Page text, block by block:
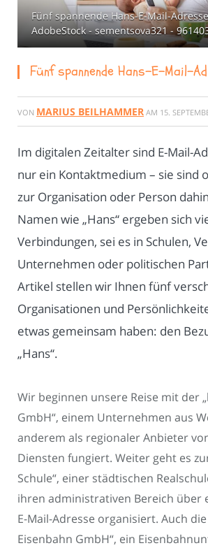
Fünf spannende Hans-E-Mail-
AdobeStock - sementsova321 -
Fünf spannende Hans-E-Mail-
VON MARIUS BEILHAMMER AM 15.
Im digitalen Zeitalter sind E-Mail-
nur ein Kontaktmedium – sie sind
zur Organisation oder Person
Namen wie „Hans“ ergeben sich
Verbindungen, sei es in Schulen,
Unternehmen oder politischen
Artikel stellen wir Ihnen fünf
Organisationen und
etwas gemeinsam haben: den
„Hans“.
Wir beginnen unsere Reise mit der
GmbH“, einem Unternehmen aus
anderem als regionaler Anbieter
Diensten fungiert. Weiter geht es
Schule“, einer städtischen
ihren administrativen Bereich über
E-Mail-Adresse organisiert. Auch
Eisenbahn GmbH“, ein